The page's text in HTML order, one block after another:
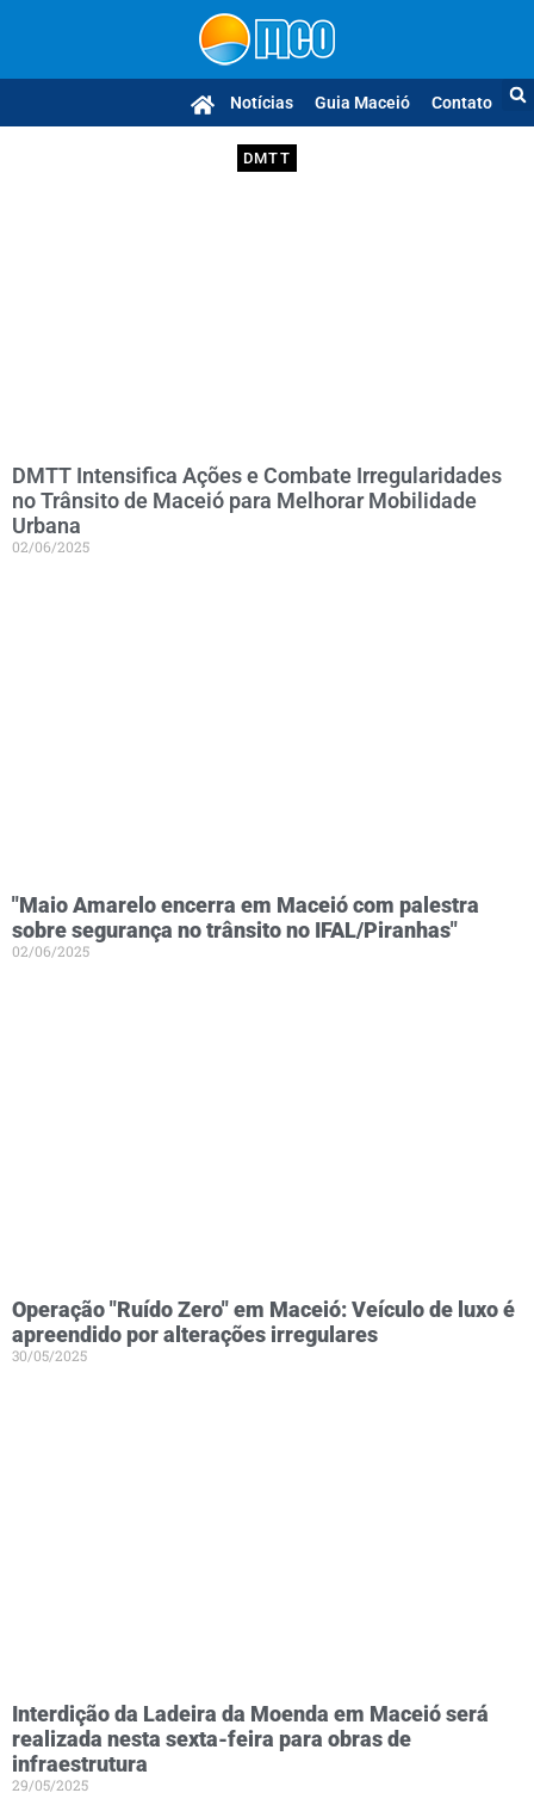
Notícias Guia Maceió Contato
DMTT
DMTT Intensifica Ações e Combate Irregularidades
no Trânsito de Maceió para Melhorar Mobilidade
Urbana
02/06/2025
"Maio Amarelo encerra em Maceió com palestra
sobre segurança no trânsito no IFAL/Piranhas"
02/06/2025
Operação "Ruído Zero" em Maceió: Veículo de luxo é
apreendido por alterações irregulares
30/05/2025
Interdição da Ladeira da Moenda em Maceió será
realizada nesta sexta-feira para obras de
infraestrutura
29/05/2025